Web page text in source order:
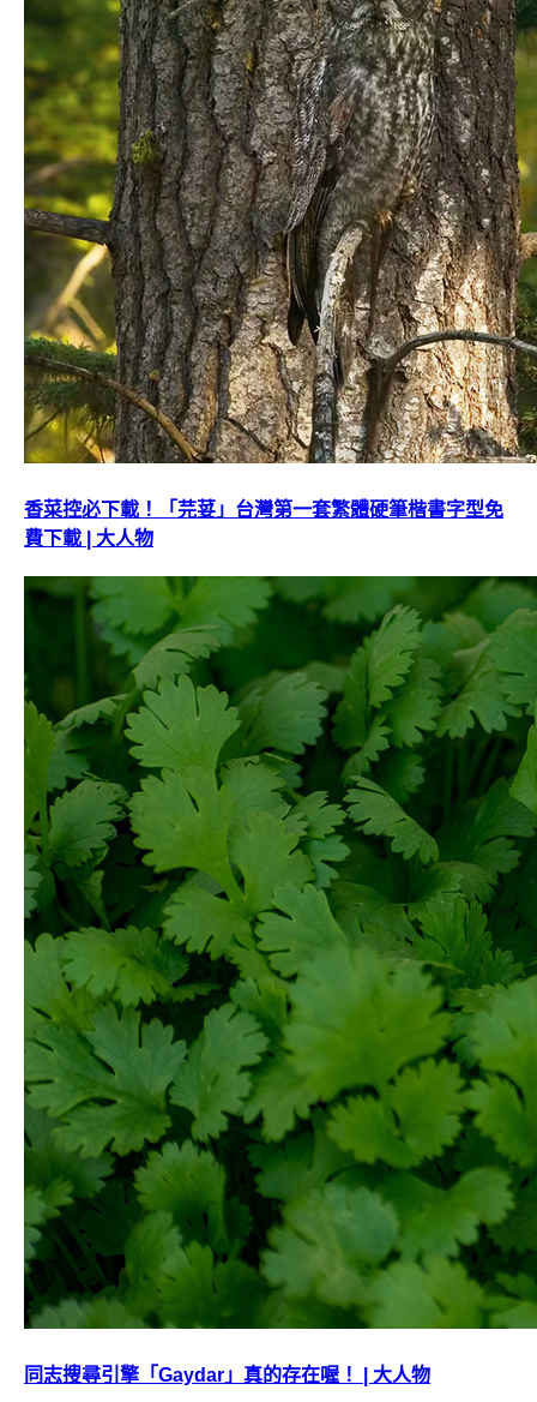
香菜控必下載！「芫荽」台灣第一套繁體硬筆楷書字型免
費下載 | 大人物
同志搜尋引擎「Gaydar」真的存在喔！ | 大人物